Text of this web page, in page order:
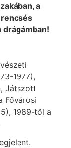
a
drágámban!
1977),
Játszott
Fővárosi
1989-től a